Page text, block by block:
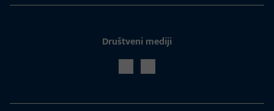
Društveni mediji